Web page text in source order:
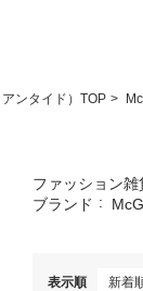
ンタイド）TOP
ファッション雑
ブランド
表示順